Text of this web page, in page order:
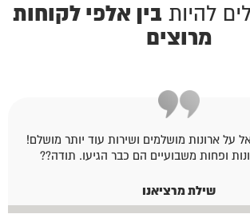
להיות בין אלפי לקוחות
מרוצים
על ארונות מושלמים ושירות עוד יותר מושלם!
ופחות משבועיים הם כבר הגיעו. תודה??
שילת מרציאנו